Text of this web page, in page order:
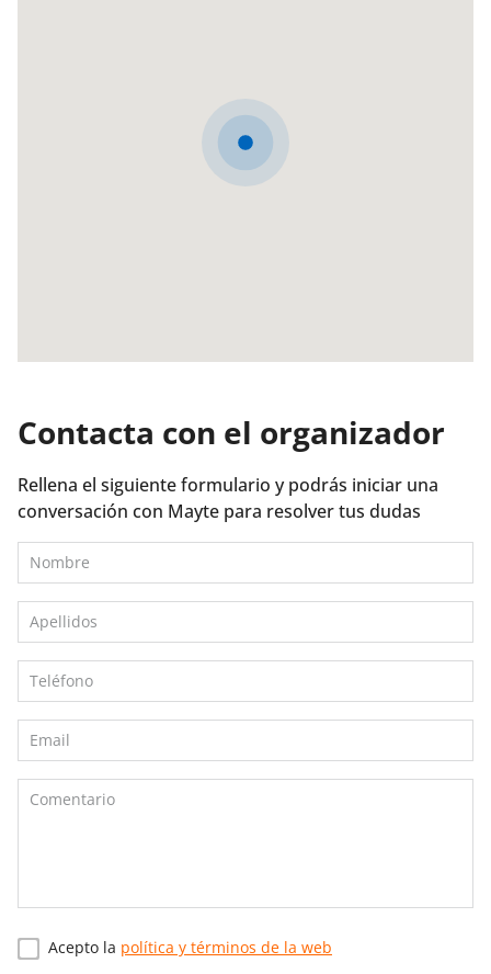
Contacta con el organizador
Rellena el siguiente formulario y podrás iniciar una
conversación con Mayte para resolver tus dudas
Acepto la política y términos de la web